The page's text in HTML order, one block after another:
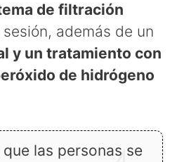
de filtración
además de un
y un tratamiento con
de hidrógeno
que las personas se